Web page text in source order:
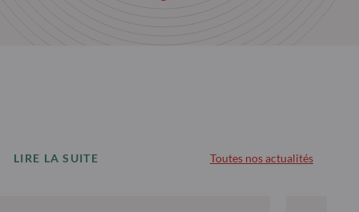
LIRE LA SUITE Toutes nos actualités